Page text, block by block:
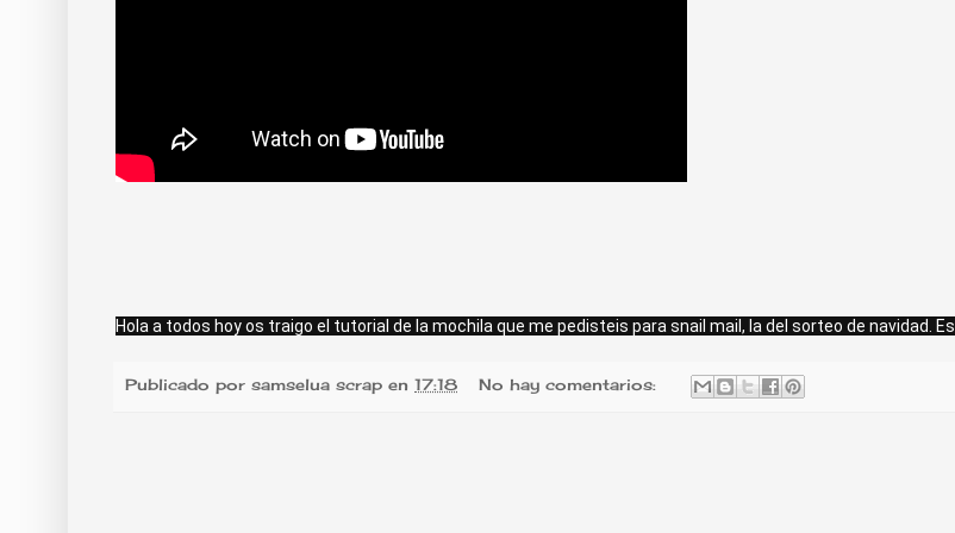
Hola a todos hoy os traigo el tutorial de la mochila que me pedisteis para snail mail, la del sorteo de navidad.
Publicado por samselua scrap en 17:18 No hay comentarios: